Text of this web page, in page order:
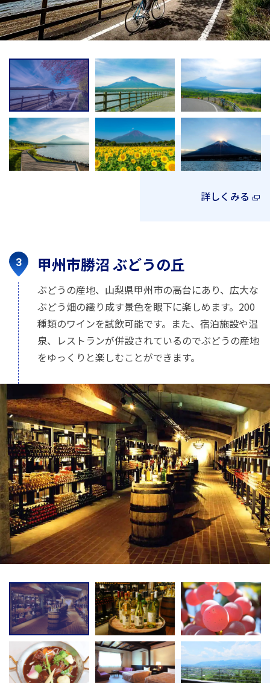
詳しくみる
甲州市勝沼 ぶどうの丘
ぶどうの産地、山梨県甲州市の高台にあり、広大な
ぶどう畑の織り成す景色を眼下に楽しめます。200
種類のワインを試飲可能です。また、宿泊施設や温
泉、レストランが併設されているのでぶどうの産地
をゆっくりと楽しむことができます。